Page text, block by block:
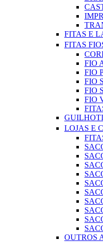
FITAS E
FITAS
FIO
FIO
FIO
FIO
FIO
LOJAS E
OUTROS